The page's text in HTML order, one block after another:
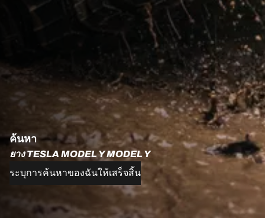
ค้นหา
ยาง TESLA MODEL Y MODEL Y
ระบุการค้นหาของฉันให้เสร็จสิ้น